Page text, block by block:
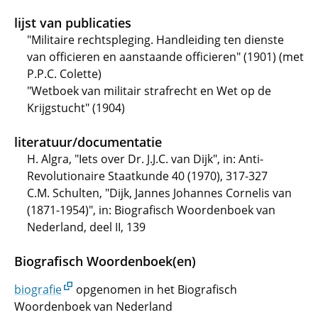
lijst van publicaties
"Militaire rechtspleging. Handleiding ten dienste
van officieren en aanstaande officieren" (1901) (met
P.P.C. Colette)
"Wetboek van militair strafrecht en Wet op de
Krijgstucht" (1904)
literatuur/documentatie
H. Algra, "Iets over Dr. J.J.C. van Dijk", in: Anti-
Revolutionaire Staatkunde 40 (1970), 317-327
C.M. Schulten, "Dijk, Jannes Johannes Cornelis van
(1871-1954)", in: Biografisch Woordenboek van
Nederland, deel II, 139
Biografisch Woordenboek(en)
biografie
opgenomen in het Biografisch
Woordenboek van Nederland